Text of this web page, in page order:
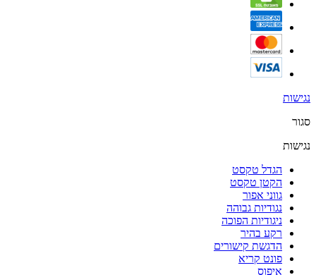
נגישות
סגור
נגישות
הגדל טקסט
הקטן טקסט
גווני אפור
נגודיות גבוהה
ניגודיות הפוכה
רקע בהיר
הדגשת קישורים
פונט קריא
איפוס